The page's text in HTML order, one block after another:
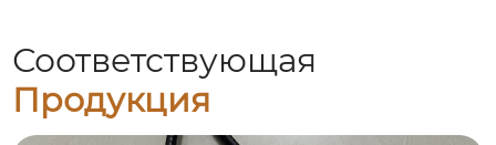
Соответствующая
Продукция